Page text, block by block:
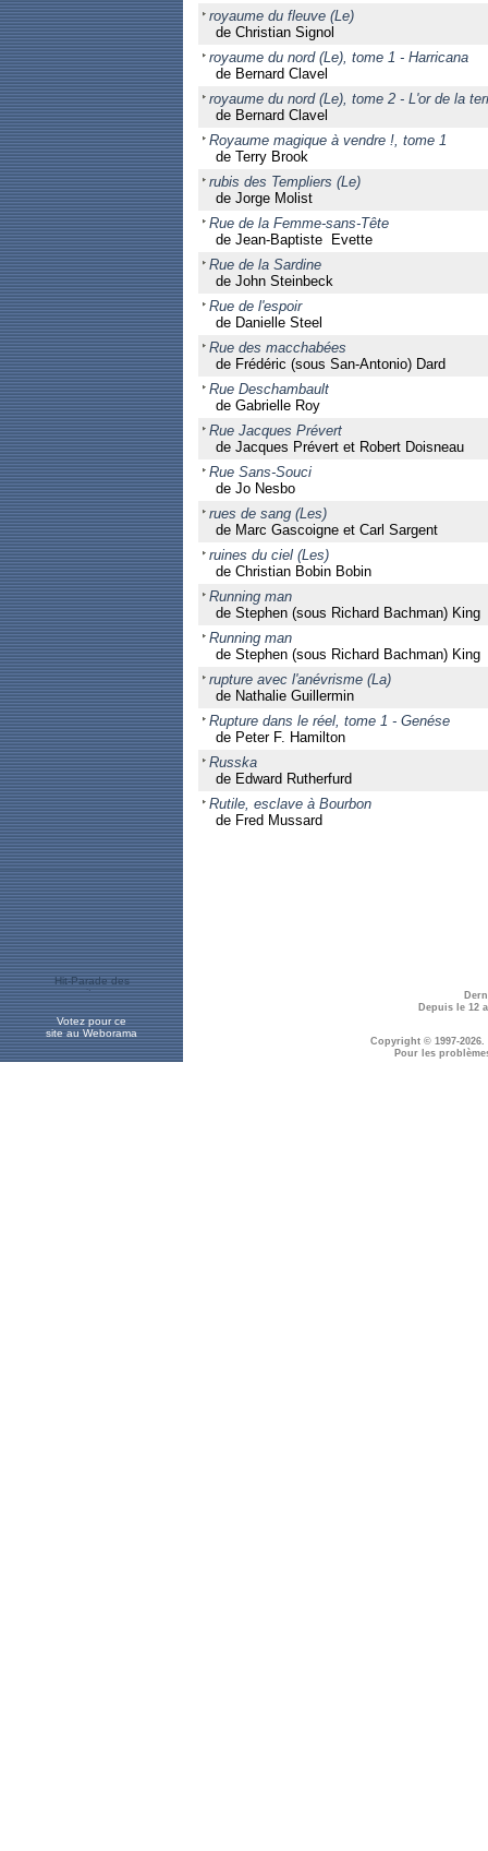
royaume du fleuve (Le)
de Christian Signol
royaume du nord (Le), tome 1 - Harricana
de Bernard Clavel
royaume du nord (Le), tome 2 - L'or de la
de Bernard Clavel
Royaume magique à vendre !, tome 1
de Terry Brook
rubis des Templiers (Le)
de Jorge Molist
Rue de la Femme-sans-Tête
de Jean-Baptiste Evette
Rue de la Sardine
de John Steinbeck
Rue de l'espoir
de Danielle Steel
Rue des macchabées
de Frédéric (sous San-Antonio) Dard
Rue Deschambault
de Gabrielle Roy
Rue Jacques Prévert
de Jacques Prévert et Robert Doisneau
Rue Sans-Souci
de Jo Nesbo
rues de sang (Les)
de Marc Gascoigne et Carl Sargent
ruines du ciel (Les)
de Christian Bobin Bobin
Running man
de Stephen (sous Richard Bachman) King
Running man
de Stephen (sous Richard Bachman) King
rupture avec l'anévrisme (La)
de Nathalie Guillermin
Rupture dans le réel, tome 1 - Genése
de Peter F. Hamilton
Russka
de Edward Rutherfurd
Rutile, esclave à Bourbon
de Fred Mussard
Votez pour ce
site au Weborama
Depuis le 12
Copyright © 1997-2026.
Pour les